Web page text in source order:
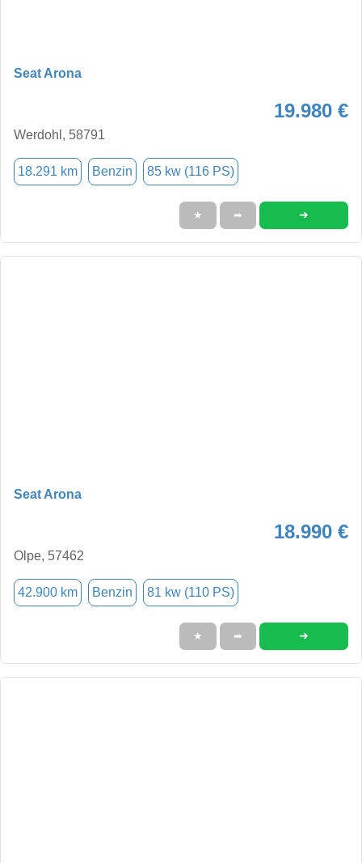
Seat Arona
19.980 €
Werdohl, 58791
18.291 km Benzin 85 kw (116 PS)
★ ➦ ➜
Seat Arona
18.990 €
Olpe, 57462
42.900 km Benzin 81 kw (110 PS)
★ ➦ ➜